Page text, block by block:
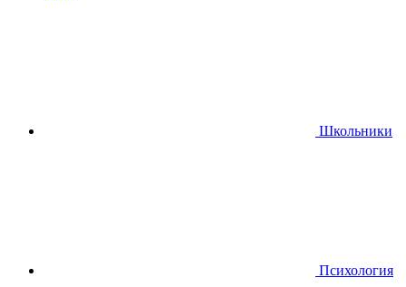
Школьники
Психология